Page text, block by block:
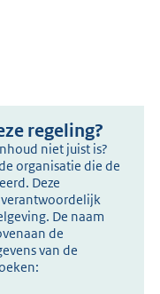
regeling?
niet juist is?
organisatie die de
Deze
De naam
de
van de